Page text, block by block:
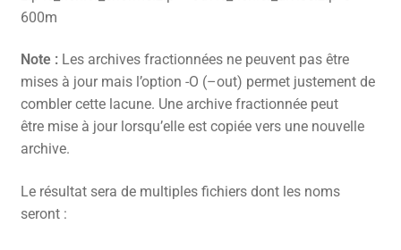
600m
Note :Les archives fractionnées ne peuvent pas être
mises à jour mais l’option -O (–out) permet justement de
combler cette lacune. Une archive fractionnée peut
être mise à jour lorsqu’elle est copiée vers une nouvelle
archive.
Le résultat sera de multiples fichiers dont les noms
seront :